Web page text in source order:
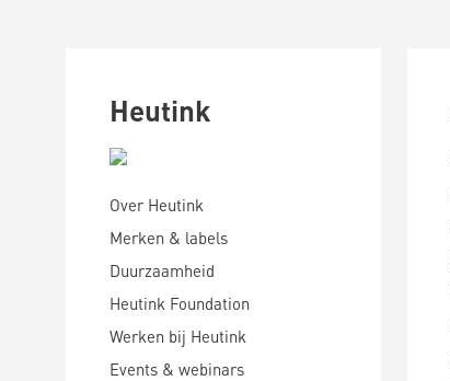
Heutink
Over Heutink
Merken & labels
Duurzaamheid
Heutink Foundation
Werken bij Heutink
Events & webinars